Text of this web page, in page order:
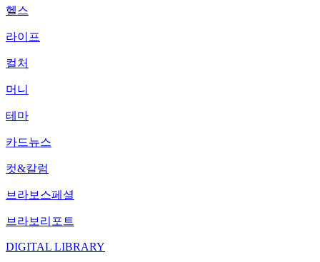
헬스
라이프
컬처
머니
테마
카드뉴스
컷&칼럼
브라보스페셜
브라보리포트
DIGITAL LIBRARY